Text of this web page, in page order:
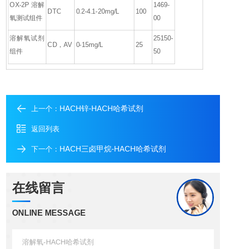
OX-2P 溶解
氧测试组件
DTC 0.2-4.1-20mg/L 100
1469-
00
溶解氧试剂
组件
CD，AV 0-15mg/L 25
25150-
50
上一个： HACH锌-HACH哈希试剂
返回列表
下一个： HACH三卤甲烷-HACH哈希试剂
在线留言
ONLINE MESSAGE